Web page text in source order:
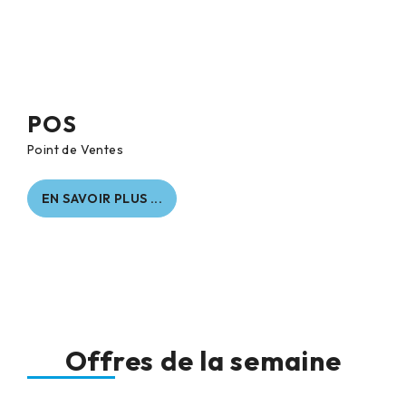
POS
Point de Ventes
EN SAVOIR PLUS ...
Offres de la semaine